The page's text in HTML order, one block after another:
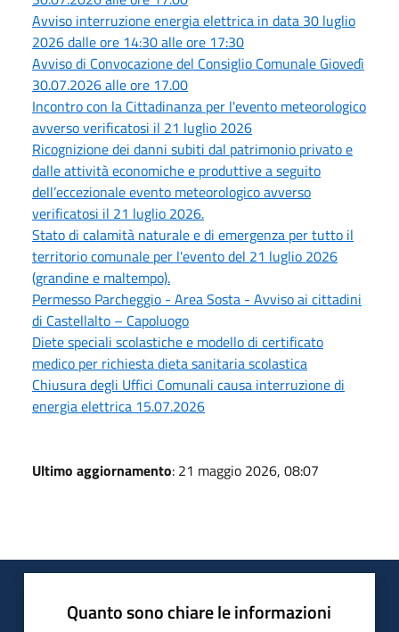
Avviso interruzione energia elettrica in data 30 luglio
2026 dalle ore 14:30 alle ore 17:30
Avviso di Convocazione del Consiglio Comunale Giovedì
30.07.2026 alle ore 17.00
Incontro con la Cittadinanza per l'evento meteorologico
avverso verificatosi il 21 luglio 2026
Ricognizione dei danni subiti dal patrimonio privato e
dalle attività economiche e produttive a seguito
dell’eccezionale evento meteorologico avverso
verificatosi il 21 luglio 2026.
Stato di calamità naturale e di emergenza per tutto il
territorio comunale per l'evento del 21 luglio 2026
(grandine e maltempo).
Permesso Parcheggio - Area Sosta - Avviso ai cittadini
di Castellalto – Capoluogo
Diete speciali scolastiche e modello di certificato
medico per richiesta dieta sanitaria scolastica
Chiusura degli Uffici Comunali causa interruzione di
energia elettrica 15.07.2026
Ultimo aggiornamento: 21 maggio 2026, 08:07
Quanto sono chiare le informazioni